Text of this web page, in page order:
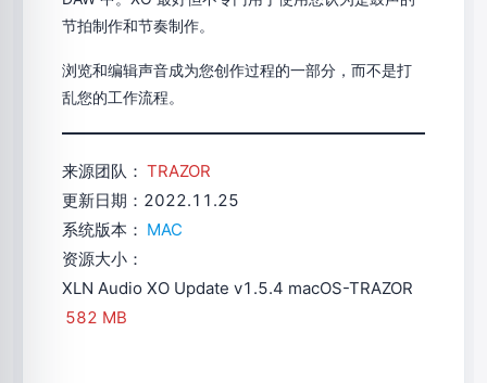
节拍制作和节奏制作。
浏览和编辑声音成为您创作过程的一部分，而不是打
乱您的工作流程。
来源团队： TRAZOR
更新日期：2022.11.25
系统版本： MAC
资源大小：
XLN Audio XO Update v1.5.4 macOS-TRAZOR
582 MB